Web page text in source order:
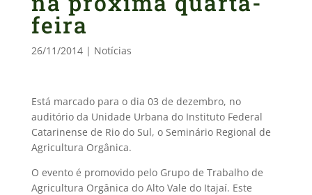
feira
26/11/2014| Notícias
Está marcado para o dia 03 de dezembro, no
auditório da Unidade Urbana do Instituto Federal
Catarinense de Rio do Sul, o Seminário Regional de
Agricultura Orgânica.
O evento é promovido pelo Grupo de Trabalho de
Agricultura Orgânica do Alto Vale do Itajaí. Este